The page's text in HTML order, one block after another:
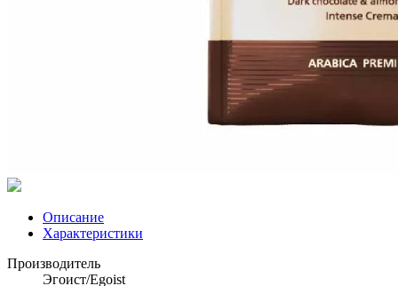
Описание
Характеристики
Производитель
Эгоист/Egoist